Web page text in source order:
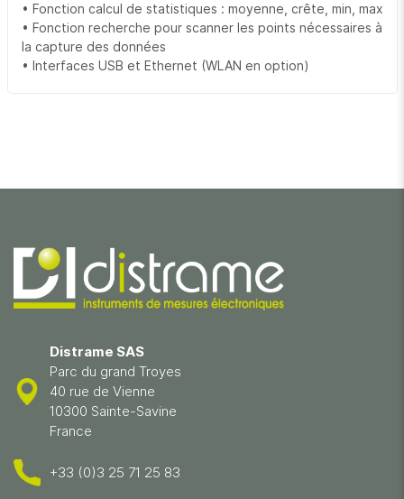
• Fonction calcul de statistiques : moyenne, crête, min, max
• Fonction recherche pour scanner les points nécessaires à
la capture des données
• Interfaces USB et Ethernet (WLAN en option)
Distrame SAS
Parc du grand Troyes
40 rue de Vienne
10300 Sainte-Savine
France
+33 (0)3 25 71 25 83